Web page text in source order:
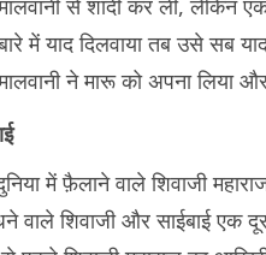
में याद दिलवाया तब उसे सब
ने मारू को अपना लिया
में फ़ैलाने वाले शिवाजी
वाले शिवाजी और साईबाई एक